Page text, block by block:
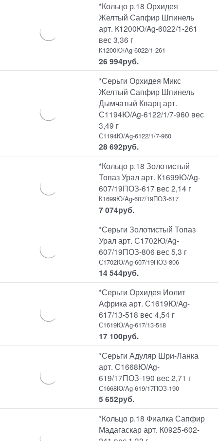
*Кольцо р.18 Орхидея
Желтый Сапфир Шпинель
арт. К1200Ю/Ag-6022/1-261
вес 3,36 г
К1200Ю/Ag-6022/1-261
26 994руб.
*Серьги Орхидея Микс
Желтый Сапфир Шпинель
Дымчатый Кварц арт.
С1194Ю/Ag-6122/1/7-960 вес
3,49 г
С1194Ю/Ag-6122/1/7-960
28 692руб.
*Кольцо р.18 Золотистый
Топаз Урал арт. К1699Ю/Ag-
607/19ПОЗ-617 вес 2,14 г
К1699Ю/Ag-607/19ПОЗ-617
7 074руб.
*Серьги Золотистый Топаз
Урал арт. С1702Ю/Ag-
607/19ПОЗ-806 вес 5,3 г
С1702Ю/Ag-607/19ПОЗ-806
14 544руб.
*Серьги Орхидея Иолит
Африка арт. С1619Ю/Ag-
617/13-518 вес 4,54 г
С1619Ю/Ag-617/13-518
17 100руб.
*Серьги Адуляр Шри-Ланка
арт. С1668Ю/Ag-
619/17ПОЗ-190 вес 2,71 г
С1668Ю/Ag-619/17ПОЗ-190
5 652руб.
*Кольцо р.18 Фиалка Сапфир
Мадагаскар арт. К0925-602-